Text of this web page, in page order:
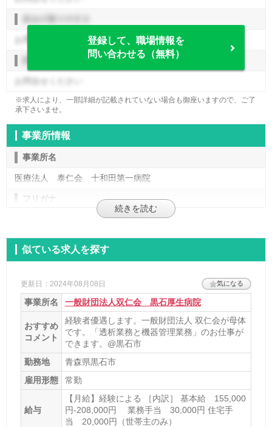
お問合せください
登録して、職場情報を
問い合わせる（無料）
※求人により、一部詳細が記載されていない場合も御座いますので、ご了
承下さいませ。
事業所情報
事業所名
医療法人 泰仁会 十和田第一病院
フリガナ
トワダダイイチビョウイン
施設形態
病院
法人名
医療法人 泰仁会
診療項目
内科・外科・整形外科・泌尿器科・肛門科・リハビリテーショ
ン科・透析
診療時間
月～金 9:00～12:30 土 9:00～13:00 月～金 13:30～18:00
休診日
似ている求人を探す
更新日：2024年08月08日 気になる
事業所名 一般財団法人双仁会 黒石厚生病院
おすすめ
コメント
経験者優遇します。一般財団法人 双仁会が母体
です。「透析業務と機器管理業務」のお仕事が
できます。@黒石市
勤務地
青森県黒石市
雇用形態
常勤
給与
【月給】経験による ［内訳］ 基本給 155,000
円-208,000円 業務手当 30,000円 住宅手
当 20,000円（世帯主のみ）